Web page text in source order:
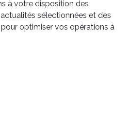
à votre disposition des
sélectionnées et des
optimiser vos opérations à